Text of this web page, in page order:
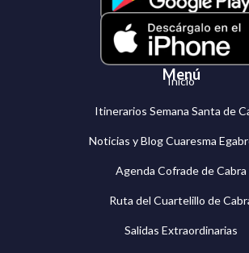
Menú
Inicio
Itinerarios Semana Santa de
Noticias y Blog Cuaresma
Agenda Cofrade de Cabra
Ruta del Cuartelillo de
Salidas Extraordinarias